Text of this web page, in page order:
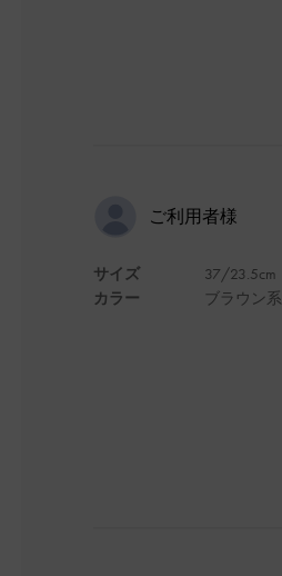
ご利用者様
サイズ
カラー
37/23.5cm
ブラウン系